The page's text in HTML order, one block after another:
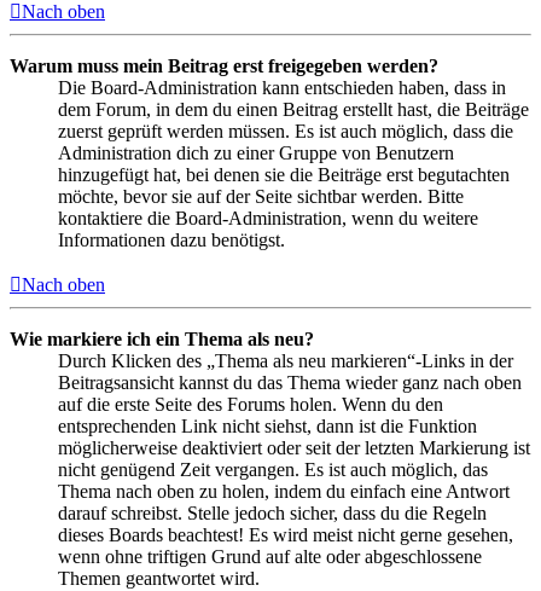
Nach oben
Warum muss mein Beitrag erst freigegeben werden?
Die Board-Administration kann entschieden haben, dass in
dem Forum, in dem du einen Beitrag erstellt hast, die Beiträge
zuerst geprüft werden müssen. Es ist auch möglich, dass die
Administration dich zu einer Gruppe von Benutzern
hinzugefügt hat, bei denen sie die Beiträge erst begutachten
möchte, bevor sie auf der Seite sichtbar werden. Bitte
kontaktiere die Board-Administration, wenn du weitere
Informationen dazu benötigst.
Nach oben
Wie markiere ich ein Thema als neu?
Durch Klicken des „Thema als neu markieren“-Links in der
Beitragsansicht kannst du das Thema wieder ganz nach oben
auf die erste Seite des Forums holen. Wenn du den
entsprechenden Link nicht siehst, dann ist die Funktion
möglicherweise deaktiviert oder seit der letzten Markierung ist
nicht genügend Zeit vergangen. Es ist auch möglich, das
Thema nach oben zu holen, indem du einfach eine Antwort
darauf schreibst. Stelle jedoch sicher, dass du die Regeln
dieses Boards beachtest! Es wird meist nicht gerne gesehen,
wenn ohne triftigen Grund auf alte oder abgeschlossene
Themen geantwortet wird.